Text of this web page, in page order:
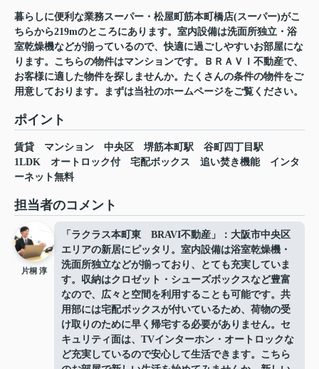
暮らしに便利な業務スーパー・松屋町筋本町橋店(スーパー)がこ
ちらから219mのところにあります。室内設備は洗面所独立・浴
室乾燥機などが揃っているので、快適に過ごしやすいお部屋にな
ります。こちらの物件はマンションです。ＢＲＡＶＩ不動産で、
お客様に適した物件を探しませんか。たくさんの条件の物件をご
用意しております。まずは当社のホームページをご覧ください。
ポイント
賃貸 マンション 中央区 堺筋本町駅
谷町四丁目駅
1LDK
オートロック付 宅配ボックス 追い焚き機能
インタ
ーネット無料
担当者のコメント
片桐 淳
「ラクラス本町東 BRAVI不動産」：大阪市中央区
エリアの新居にピッタリ。室内設備は浴室乾燥機・
洗面所独立などが揃っており、とても充実していま
す。収納はクロゼット・シューズボックスなど豊富
なので、広々と空間を利用することも可能です。共
用部には宅配ボックスが付いているため、荷物の受
け取りのために早く帰宅する必要がありません。セ
キュリティ面は、TVインターホン・オートロックな
ど充実しているので安心して生活できます。こちら